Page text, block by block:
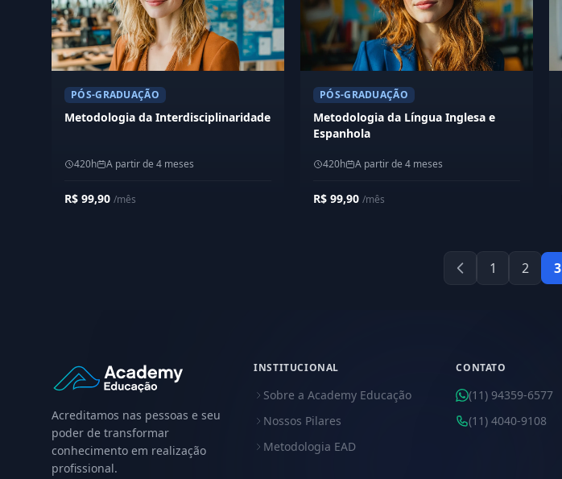
PÓS-GRADUAÇÃO
Metodologia da Interdisciplinaridade
420h A partir de 4 meses
R$ 99,90 /mês
PÓS-GRADUAÇÃO
Metodologia da Língua Inglesa e
Espanhola
420h A partir de 4 meses
R$ 99,90 /mês
1 2 3
Acreditamos nas pessoas e seu
poder de transformar
conhecimento em realização
profissional.
INSTITUCIONAL
Sobre a Academy Educação
Nossos Pilares
Metodologia EAD
CONTATO
(11) 94359-6577
(11) 4040-9108